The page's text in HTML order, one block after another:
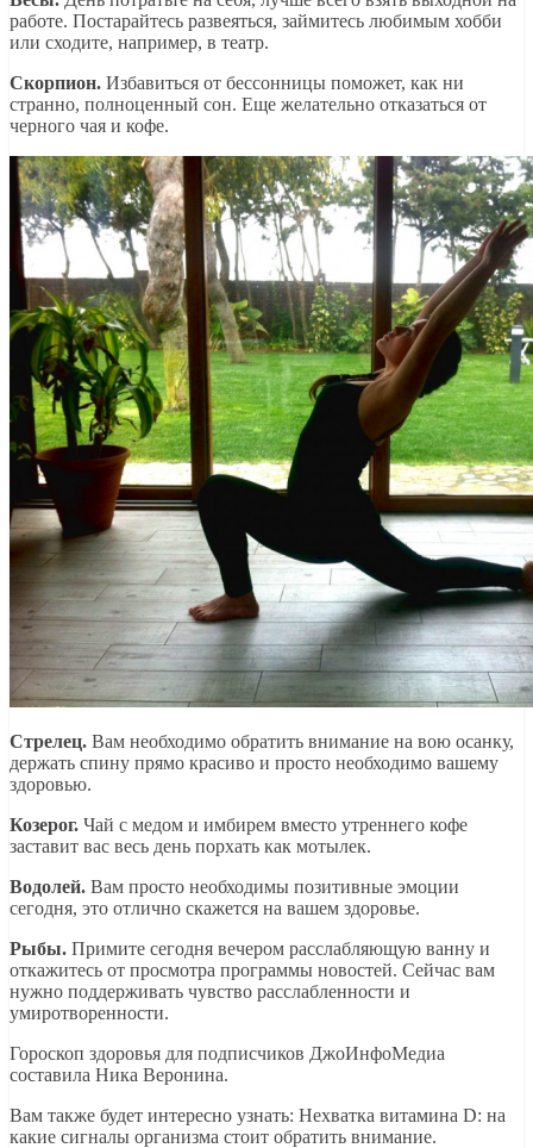
работе. Постарайтесь развеяться, займитесь любимым хобби
или сходите, например, в театр.
Скорпион. Избавиться от бессонницы поможет, как ни
странно, полноценный сон. Еще желательно отказаться от
черного чая и кофе.
Стрелец. Вам необходимо обратить внимание на вою осанку,
держать спину прямо красиво и просто необходимо вашему
здоровью.
Козерог. Чай с медом и имбирем вместо утреннего кофе
заставит вас весь день порхать как мотылек.
Водолей. Вам просто необходимы позитивные эмоции
сегодня, это отлично скажется на вашем здоровье.
Рыбы. Примите сегодня вечером расслабляющую ванну и
откажитесь от просмотра программы новостей. Сейчас вам
нужно поддерживать чувство расслабленности и
умиротворенности.
Гороскоп здоровья для подписчиков ДжоИнфоМедиа
составила Ника Веронина.
Вам также будет интересно узнать: Нехватка витамина D: на
какие сигналы организма стоит обратить внимание.